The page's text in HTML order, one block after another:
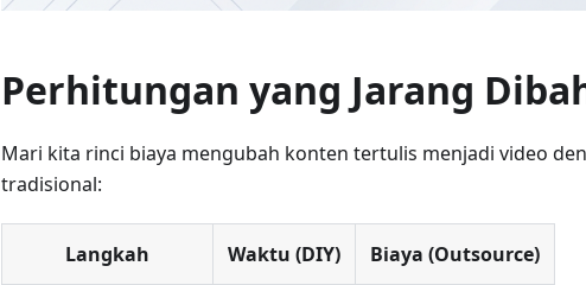
Perhitungan yang Jarang
Mari kita rinci biaya mengubah konten tertulis menjadi video
tradisional:
Langkah Waktu (DIY) Biaya (Outsource)